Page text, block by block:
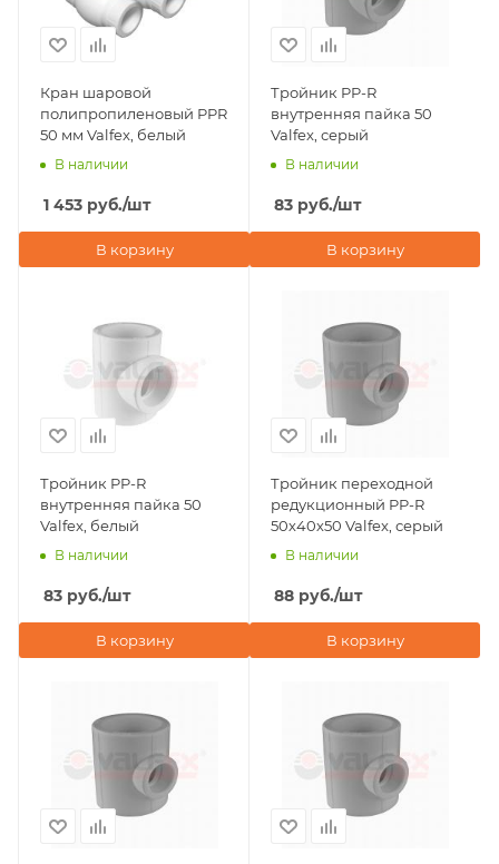
Кран шаровой
полипропиленовый PPR
50 мм Valfex, белый
В наличии
1 453 руб./шт
В корзину
Тройник PP-R
внутренняя пайка 50
Valfex, серый
В наличии
83 руб./шт
В корзину
Тройник PP-R
внутренняя пайка 50
Valfex, белый
В наличии
83 руб./шт
В корзину
Тройник переходной
редукционный PP-R
50х40х50 Valfex, серый
В наличии
88 руб./шт
В корзину